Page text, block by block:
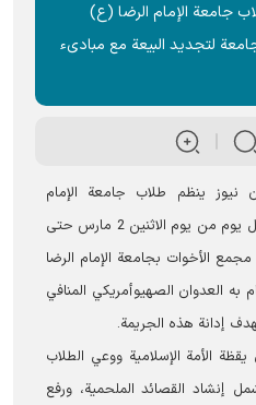
جامعة الإمام الرضا (ع)
لتجديد البيعة مع مبادیء
نيوز ينظم طلاب جامعة الإمام
الرضا(ع) الدولیة تجمعاً حاشداً كل يوم من يوم الاثنين 2 مارس حتى
6 مارس 2026 أمام مجمع الأخوات بجامعة الإمام الرضا
العدوان الصهیوأمریکي المنافي
إدانة هذه الجريمة.
الأمة الإسلامية ووعي الطلاب
إنشاد القصائد الملحمية، ورفع